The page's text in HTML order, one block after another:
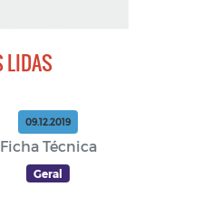
LIDAS
09.12.2019
Ficha Técnica
Geral